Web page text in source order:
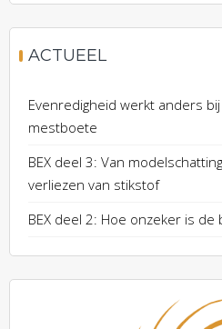
ACTUEEL
Evenredigheid werkt anders
mestboete
BEX deel 3: Van
verliezen van stikstof
BEX deel 2: Hoe onzeker is